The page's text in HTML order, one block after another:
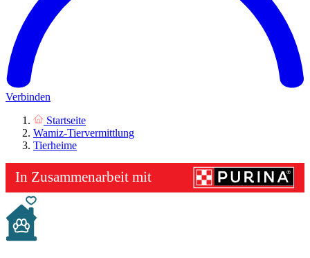
Verbinden
Startseite
Wamiz-Tiervermittlung
Tierheime